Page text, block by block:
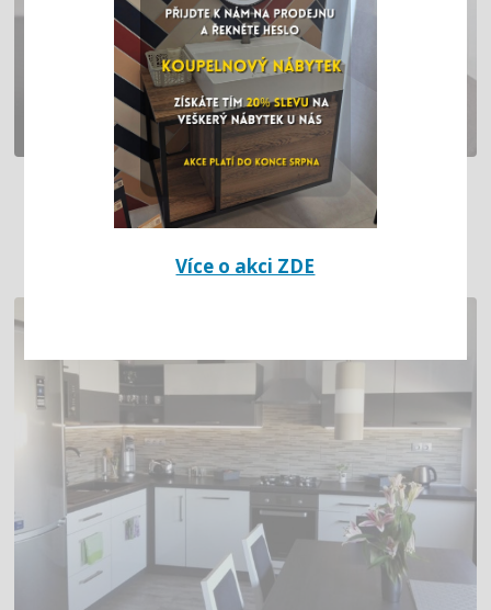
EINFACHES BRAUN-BEIGES
BADEZIMMER (CHOMUTOV)
Více o akci ZDE